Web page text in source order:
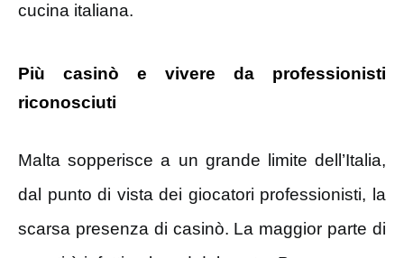
cucina italiana.
Più casinò e vivere da professionisti
riconosciuti
Malta sopperisce a un grande limite dell’Italia,
dal punto di vista dei giocatori professionisti, la
scarsa presenza di casinò. La maggior parte di